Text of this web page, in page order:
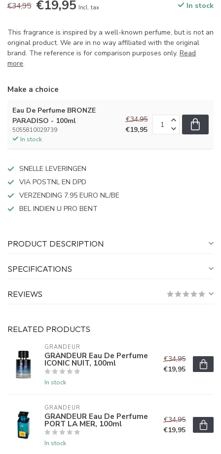
€34,95 €19,95 Incl. tax In stock
This fragrance is inspired by a well-known perfume, but is not an
original product. We are in no way affiliated with the original
brand. The reference is for comparison purposes only. Read
more.
Make a choice
Eau De Perfume BRONZE
PARADISO - 100ml
5055810029739
In stock
€34,95
€19,95
SNELLE LEVERINGEN
VIA POSTNL EN DPD
VERZENDING 7.95 EURO NL/BE
BEL INDIEN U PRO BENT
PRODUCT DESCRIPTION
SPECIFICATIONS
REVIEWS
RELATED PRODUCTS
GRANDEUR
GRANDEUR Eau De Perfume
ICONIC NUIT, 100ml
In stock
€34,95
€19,95
GRANDEUR
GRANDEUR Eau De Perfume
PORT LA MER, 100ml
In stock
€34,95
€19,95